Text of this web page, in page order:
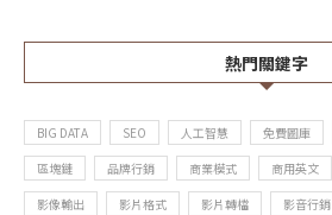
熱門關鍵字
BIG DATA SEO 人工智慧 免費圖庫
區塊鏈
品牌行銷 商業模式 商用英文
影像輸出
影片格式 影片轉檔 影音行銷